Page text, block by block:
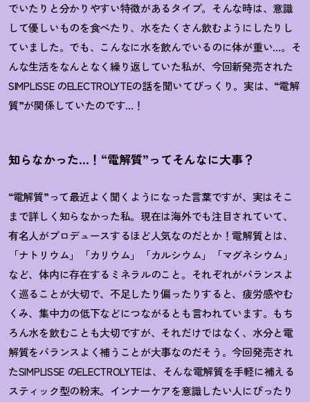
でいたりと分かりやすい特徴があるタイプ。そんな時は、意識
して優しいものを食べたり、水をたくさん飲むようにしたりし
ていました。でも、こんなに水を飲んでいるのに体が重い…。そ
んな生活をなんとなく繰り返していた私が、今回新発売された
SIMPLISSEのELECTROLYTEの話を聞いてびっくり。実は、“電解
質”が関係していたのです… ！
知らなかった… ！ “電解質”ってそんなに大事？
“電解質”って最近よく聞くようになった言葉ですが、実はそこ
まで詳しく知らなかった私。現在は海外でも注目されていて、
有名人がプロデュースするほど人気なのだとか！ 電解質とは、
「ナトリウム」「カリウム」「カルシウム」「マグネシウム」
など、体内に存在するミネラルのこと。それぞれがバランスよ
く巡ることが大切で、不足したり偏ったりすると、疲労感やむ
くみ、集中力の低下などにつながるとも言われています。もち
ろん水を飲むことも大切ですが、それだけではなく、水分と電
解質をバランスよく補うことが大事なのだそう。今回発売され
たSIMPLISSE のELECTROLYTEは、そんな電解質を手軽に補える
スティック型の粉末。インナーケアを意識したい人にぴったり